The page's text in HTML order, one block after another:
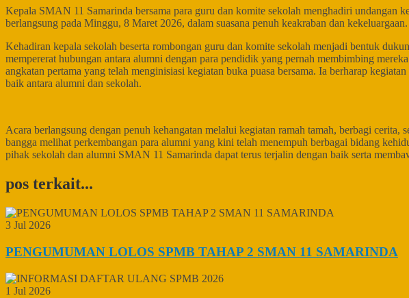
Kepala SMAN 11 Samarinda bersama para guru dan komite sekolah menghadiri undangan
berlangsung pada Minggu, 8 Maret 2026, dalam suasana penuh keakraban dan kekeluargaan.
Kehadiran kepala sekolah beserta rombongan guru dan komite sekolah menjadi bentuk
mempererat hubungan antara alumni dengan para pendidik yang pernah membimbing
angkatan pertama yang telah menginisiasi kegiatan buka puasa bersama. Ia berharap
baik antara alumni dan sekolah.
Acara berlangsung dengan penuh kehangatan melalui kegiatan ramah tamah, berbagi
bangga melihat perkembangan para alumni yang kini telah menempuh berbagai bidang
pihak sekolah dan alumni SMAN 11 Samarinda dapat terus terjalin dengan baik serta
pos terkait...
3 Jul 2026
PENGUMUMAN LOLOS SPMB TAHAP 2 SMAN 11 SAMARINDA
1 Jul 2026